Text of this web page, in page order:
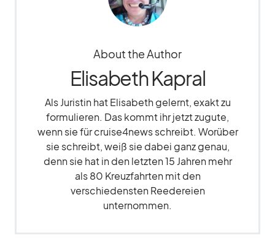
About the Author
Elisabeth Kapral
Als Juristin hat Elisabeth gelernt, exakt zu
formulieren. Das kommt ihr jetzt zugute,
wenn sie für cruise4news schreibt. Worüber
sie schreibt, weiß sie dabei ganz genau,
denn sie hat in den letzten 15 Jahren mehr
als 80 Kreuzfahrten mit den
verschiedensten Reedereien
unternommen.